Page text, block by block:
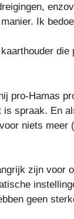
Ik
pro-Hamas
spraak. En
niets
zijn voor
geen